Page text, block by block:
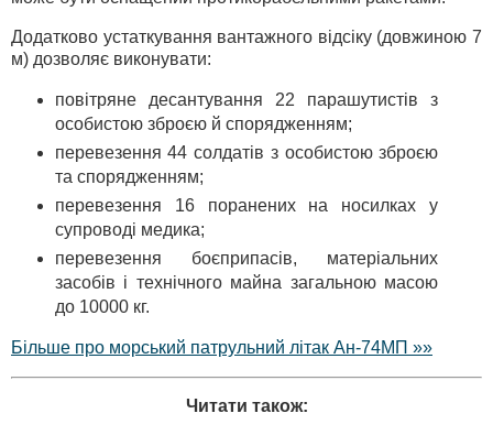
Додатково устаткування вантажного відсіку (довжиною 7
м) дозволяє виконувати:
повітряне десантування 22 парашутистів з
особистою зброєю й спорядженням;
перевезення 44 солдатів з особистою зброєю
та спорядженням;
перевезення 16 поранених на носилках у
супроводі медика;
перевезення боєприпасів, матеріальних
засобів і технічного майна загальною масою
до 10000 кг.
Більше про морський патрульний літак Ан-74МП »»
Читати також: